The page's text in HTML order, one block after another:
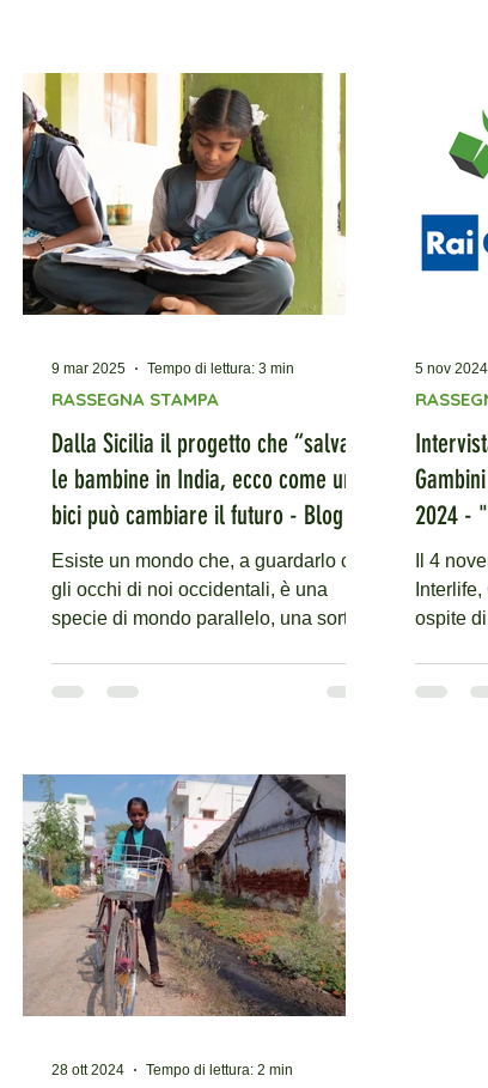
Mediolanum per contrastare
l’abbandono scolastico precoce e
garantire il diritto allo studio ai
bambini più vulnerabili del Tamil
Nadu, in India. La raccolta prevedeva
il raddoppio di ogni euro donato fino a
un
di
Dalla Sicilia il progetto che “salva”
le bambine in India, ecco come una
bici può cambiare il futuro - Blog
Sicilia 09/03/2025
Esiste un mondo che, a guardarlo con
gli occhi di noi occidentali, è una
specie di mondo parallelo, una sorta
mondo che guardiamo come distante
ci sono ragazzine che non riescono a
studiare, pur avendone voglia e
capacità, perché la scuola dista
chilometri da casa e, non appena
entrate nell’età della pubertà, non
essendoci trasporti,
RASSEGNA STAMPA
9 mar 2025 Tempo di lettura: 3 min
Gambini - RadioGRParlamento 04 11
2024 -
per un
Il 4
ospite
- Terzo
5 nov 2024
28 ott 2024 Tempo di lettura: 2 min